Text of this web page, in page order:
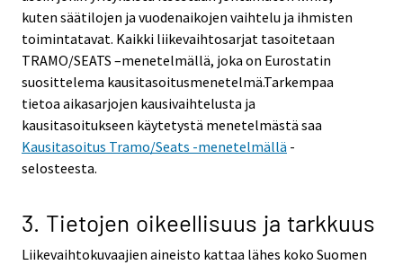
kuten säätilojen ja vuodenaikojen vaihtelu ja ihmisten
toimintatavat. Kaikki liikevaihtosarjat tasoitetaan
TRAMO/SEATS –menetelmällä, joka on Eurostatin
suosittelema kausitasoitusmenetelmä.Tarkempaa
tietoa aikasarjojen kausivaihtelusta ja
kausitasoitukseen käytetystä menetelmästä saa
Kausitasoitus Tramo/Seats -menetelmällä -
selosteesta.
3. Tietojen oikeellisuus ja tarkkuus
Liikevaihtokuvaajien aineisto kattaa lähes koko Suomen